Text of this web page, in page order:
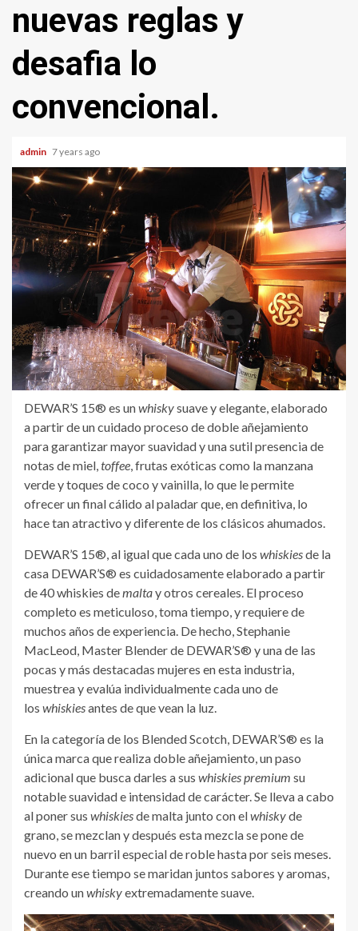
nuevas reglas y
desafia lo
convencional.
admin 7 years ago
DEWAR’S 15® es unwhiskysuave y elegante, elaborado
a partir de un cuidado proceso de doble añejamiento
para garantizar mayor suavidad y una sutil presencia de
notas de miel, toffee , frutas exóticas como la manzana
verde y toques de coco y vainilla, lo que le permite
ofrecer un final cálido al paladar que, en definitiva, lo
hace tan atractivo y diferente de los clásicos ahumados.
DEWAR’S 15®, al igual que cada uno de los whiskiesde la
casa DEWAR’S® es cuidadosamente elaborado a partir
de 40 whiskies demaltay otros cereales. El proceso
completo es meticuloso, toma tiempo, y requiere de
muchos años de experiencia. De hecho, Stephanie
MacLeod, Master Blender de DEWAR’S® y una de las
pocas y más destacadas mujeres en esta industria,
muestrea y evalúa individualmente cada uno de
los whiskiesantes de que vean la luz.
En la categoría de los Blended Scotch, DEWAR’S® es la
única marca que realiza doble añejamiento, un paso
adicional que busca darles a sus whiskies premium su
notable suavidad e intensidad de carácter. Se lleva a cabo
al poner sus whiskiesde malta junto con elwhiskyde
grano, se mezclan y después esta mezcla se pone de
nuevo en un barril especial de roble hasta por seis meses.
Durante ese tiempo se maridan juntos sabores y aromas,
creando unwhiskyextremadamente suave.